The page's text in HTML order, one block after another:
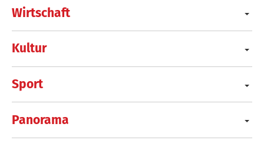
Wirtschaft
Kultur
Sport
Panorama